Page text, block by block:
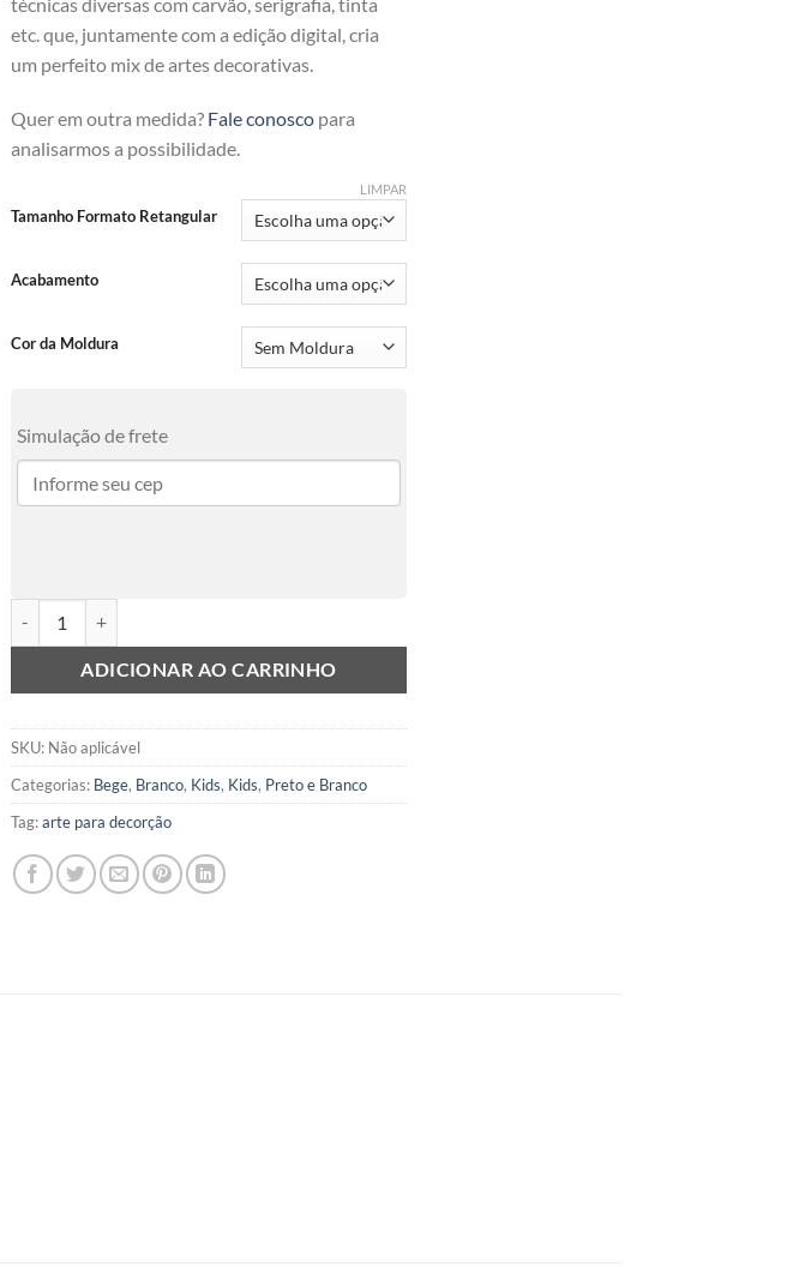
etc. que, juntamente com a edição digital, cria
um perfeito mix de artes decorativas.
Quer em outra medida? Fale conosco para
analisarmos a possibilidade.
Tamanho Formato Retangular
Acabamento
Cor da Moldura
LIMPAR
Simulação de frete
ADICIONAR AO CARRINHO
SKU: Não aplicável
Categorias: Bege, Branco, Kids, Kids, Preto e Branco
Tag:arte para decorção